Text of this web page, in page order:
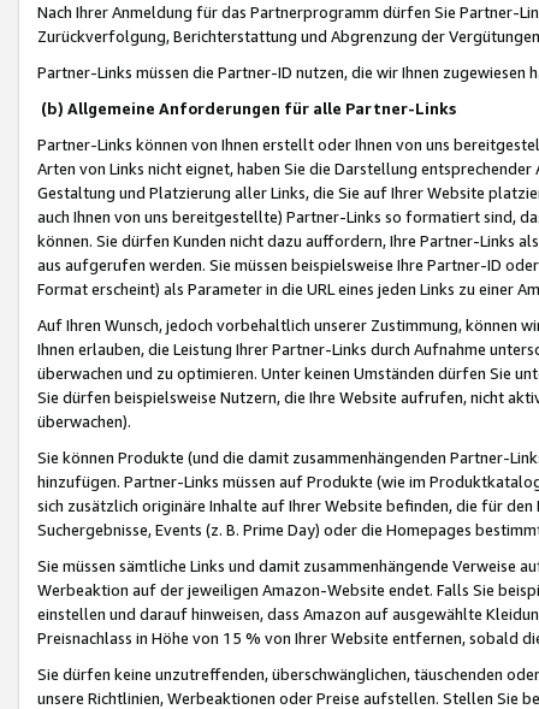
Nach Ihrer Anmeldung für das Partnerprogramm dürfen Sie Partner-
Zurückverfolgung, Berichterstattung und Abgrenzung der
Partner-Links müssen die Partner-ID nutzen, die wir Ihnen zugewiesen
(b) Allgemeine Anforderungen für alle Partner-Links
Partner-Links können von Ihnen erstellt oder Ihnen von uns
Arten von Links nicht eignet, haben Sie die Darstellung
Gestaltung und Platzierung aller Links, die Sie auf Ihrer Website
auch Ihnen von uns bereitgestellte) Partner-Links so formatiert sind,
können. Sie dürfen Kunden nicht dazu auffordern, Ihre Partner-Links
aus aufgerufen werden. Sie müssen beispielsweise Ihre Partner-ID
Format erscheint) als Parameter in die URL eines jeden Links zu einer
Auf Ihren Wunsch, jedoch vorbehaltlich unserer Zustimmung, können
Ihnen erlauben, die Leistung Ihrer Partner-Links durch Aufnahme
überwachen und zu optimieren. Unter keinen Umständen dürfen Sie
Sie dürfen beispielsweise Nutzern, die Ihre Website aufrufen, nicht
überwachen).
Sie können Produkte (und die damit zusammenhängenden Partner-
hinzufügen. Partner-Links müssen auf Produkte (wie im
sich zusätzlich originäre Inhalte auf Ihrer Website befinden, die für
Suchergebnisse, Events (z. B. Prime Day) oder die Homepages
Sie müssen sämtliche Links und damit zusammenhängende
Werbeaktion auf der jeweiligen Amazon-Website endet. Falls Sie
einstellen und darauf hinweisen, dass Amazon auf ausgewählte
Preisnachlass in Höhe von 15 % von Ihrer Website entfernen, sobald
Sie dürfen keine unzutreffenden, überschwänglichen, täuschenden
unsere Richtlinien, Werbeaktionen oder Preise aufstellen. Stellen Sie